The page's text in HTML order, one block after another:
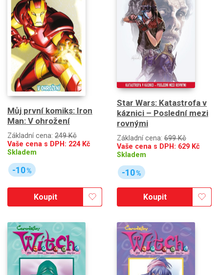
Můj první komiks: Iron
Man: V ohrožení
Základní cena: 249 Kč
Vaše cena s DPH: 224Kč
Skladem
-10%
Koupit
Star Wars: Katastrofa v
káznici – Poslední mezi
rovnými
Základní cena: 699 Kč
Vaše cena s DPH: 629 Kč
Skladem
-10%
Koupit